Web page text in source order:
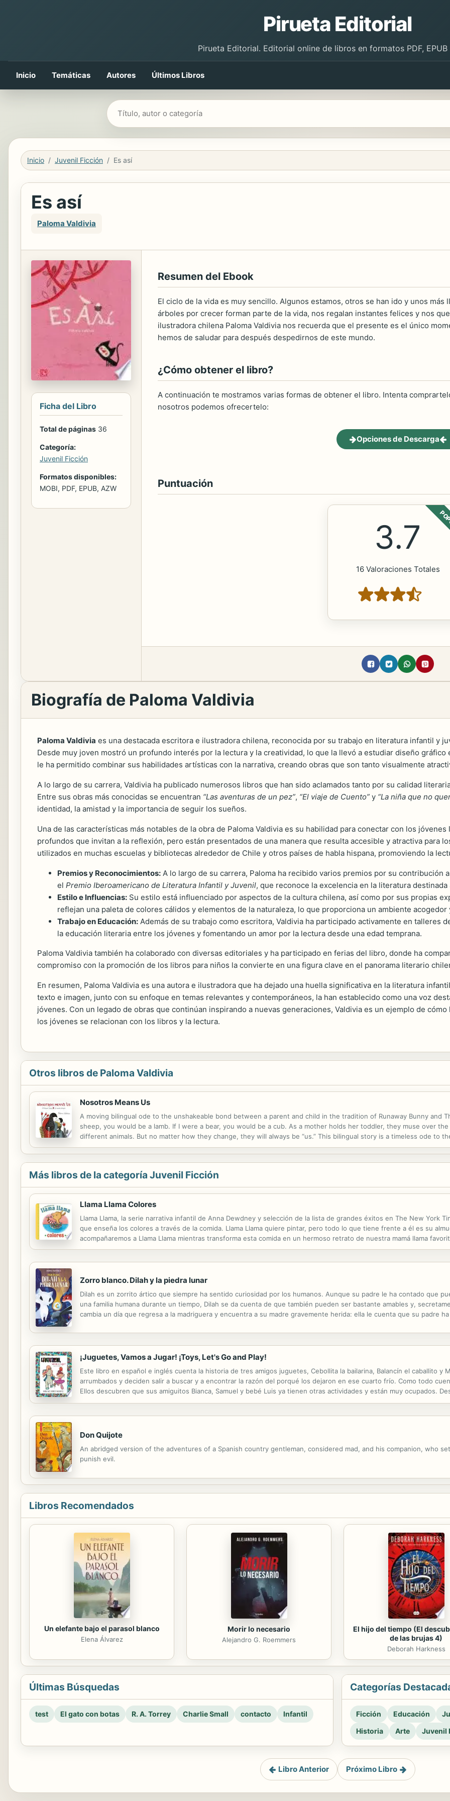
Pirueta Editorial
Pirueta Editorial. Editorial online de libros en formatos PDF, EPUB
Inicio Temáticas Autores Últimos Libros
Buscar libros
Inicio Juvenil Ficción Es así
Es así
Paloma Valdivia
Ficha del Libro
Total de páginas 36
Categoría:
Juvenil Ficción
Formatos disponibles:
MOBI, PDF, EPUB, AZW
Resumen del Ebook
El ciclo de la vida es muy sencillo. Algunos estamos, otros se han ido y unos
árboles por crecer forman parte de la vida, nos regalan instantes felices y nos
ilustradora chilena Paloma Valdivia nos recuerda que el presente es el único
hemos de saludar para después despedirnos de este mundo.
¿Cómo obtener el libro?
A continuación te mostramos varias formas de obtener el libro. Intenta
nosotros podemos ofrecertelo:
Opciones de Descarga
Puntuación
3.7
16 Valoraciones Totales
Biografía de Paloma Valdivia
Paloma Valdivia es una destacada escritora e ilustradora chilena, reconocida por su trabajo en literatura infantil y
Desde muy joven mostró un profundo interés por la lectura y la creatividad, lo que la llevó a estudiar diseño
le ha permitido combinar sus habilidades artísticas con la narrativa, creando obras que son tanto visualmente
A lo largo de su carrera, Valdivia ha publicado numerosos libros que han sido aclamados tanto por su calidad
Entre sus obras más conocidas se encuentran “Las aventuras de un pez”, “El viaje de Cuento” y “La niña que no
identidad, la amistad y la importancia de seguir los sueños.
Una de las características más notables de la obra de Paloma Valdivia es su habilidad para conectar con los
profundos que invitan a la reflexión, pero están presentados de una manera que resulta accesible y atractiva para
utilizados en muchas escuelas y bibliotecas alrededor de Chile y otros países de habla hispana, promoviendo la
Premios y Reconocimientos: A lo largo de su carrera, Paloma ha recibido varios premios por su contribución
el Premio Iberoamericano de Literatura Infantil y Juvenil, que reconoce la excelencia en la literatura
Estilo e Influencias: Su estilo está influenciado por aspectos de la cultura chilena, así como por sus propias
reflejan una paleta de colores cálidos y elementos de la naturaleza, lo que proporciona un ambiente
Trabajo en Educación: Además de su trabajo como escritora, Valdivia ha participado activamente en talleres
la educación literaria entre los jóvenes y fomentando un amor por la lectura desde una edad temprana.
Paloma Valdivia también ha colaborado con diversas editoriales y ha participado en ferias del libro, donde ha
compromiso con la promoción de los libros para niños la convierte en una figura clave en el panorama literario
En resumen, Paloma Valdivia es una autora e ilustradora que ha dejado una huella significativa en la literatura
texto e imagen, junto con su enfoque en temas relevantes y contemporáneos, la han establecido como una voz
jóvenes. Con un legado de obras que continúan inspirando a nuevas generaciones, Valdivia es un ejemplo de
los jóvenes se relacionan con los libros y la lectura.
Otros libros de Paloma Valdivia
Nosotros Means Us
A moving bilingual ode to the unshakeable bond between a parent and child in the tradition of Runaway Bunny and
sheep, you would be a lamb. If I were a bear, you would be a cub. As a mother holds her toddler, they muse over
different animals. But no matter how they change, they will always be “us.” This bilingual story is a timeless ode to
child. Si yo fuera una oveja, tú serías un cordero. Si yo fuera una osa, tú serías un osenzo. Con su niño en...
Más libros de la categoría Juvenil Ficción
Llama Llama Colores
Llama Llama, la serie narrativa infantil de Anna Dewdney y selección de la lista de grandes éxitos en The New York
que enseña los colores a través de la comida. Llama Llama quiere pintar, pero todo lo que tiene frente a él es su
acompañaremos a Llama Llama mientras transforma esta comida en un hermoso retrato de nuestra mamá llama
cuando vea su obra de arte? Escrito en rima e ilustrado por JT Morrow, este nuevo libro infantil de cartón enseña
Zorro blanco. Dilah y la piedra lunar
Dilah es un zorrito ártico que siempre ha sentido curiosidad por los humanos. Aunque su padre le ha contado que
una familia humana durante un tiempo, Dilah se da cuenta de que también pueden ser bastante amables y,
cambia un día que regresa a la madriguera y encuentra a su madre gravemente herida: ella le cuenta que su padre
¡Juguetes, Vamos a Jugar! ¡Toys, Let's Go and Play!
Este libro en español e inglés cuenta la historia de tres amigos juguetes, Cebollita la bailarina, Balancín el caballito y
arrumbados y deciden salir a buscar y a encontrar la razón del porqué los dejaron en ese cuarto frío. Como todo
Ellos descubren que sus amiguitos Bianca, Samuel y bebé Luis ya tienen otras actividades y están muy ocupados.
Internet y los nuevos electrónicos. Ellos hacen una carta a los padres y sienten que con eso su misión está ...
Don Quijote
An abridged version of the adventures of a Spanish country gentleman, considered mad, and his companion, who
punish evil.
Libros Recomendados
Un elefante bajo el parasol blanco
Elena Álvarez
Morir lo necesario
Alejandro G. Roemmers
El hijo del tiempo (El
de las brujas 4)
Deborah Harkness
Últimas Búsquedas
test El gato con botas R. A. Torrey Charlie Small contacto Infantil
Categorías
Ficción Educación
Historia
Arte Juvenil
Libro Anterior Próximo Libro